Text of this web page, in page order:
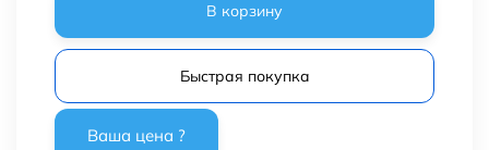
В корзину
Быстрая покупка